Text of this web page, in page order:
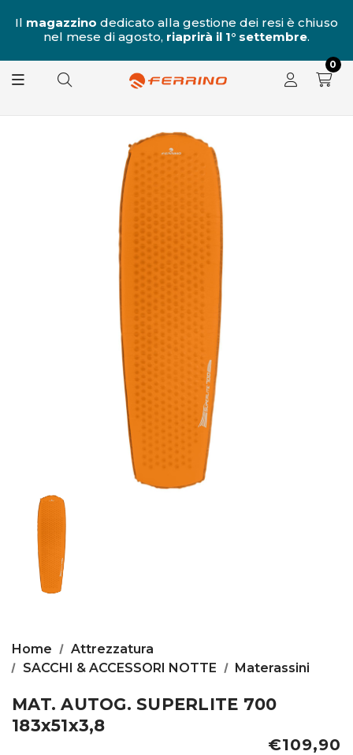
Il magazzino dedicato alla gestione dei resi è chiuso
nel mese di agosto, riaprirà il 1° settembre.
0
Home
Attrezzatura
SACCHI & ACCESSORI NOTTE
Materassini
MAT. AUTOG. SUPERLITE 700
183x51x3,8
€109,90